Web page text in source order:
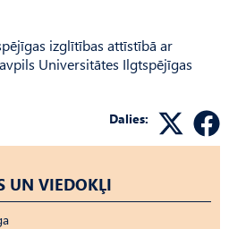
izglītības attīstībā ar
Universitātes Ilgtspējīgas
Dalies:
UN VIEDOKĻI